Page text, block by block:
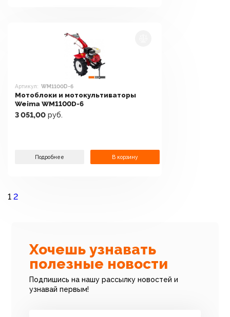
Артикул: WM1100D-6
Мотоблоки и мотокультиваторы
Weima WM1100D-6
3 051,00 руб.
Подробнее В корзину
1 2
Хочешь узнавать
полезные новости
Подпишись на нашу рассылку новостей и
узнавай первым!